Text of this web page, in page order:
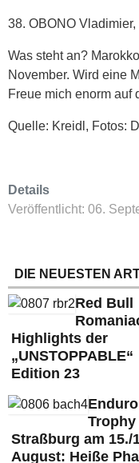
38. OBONO
Was steht an?
November. Wird eine
Freue mich enorm auf
Quelle: Kreidl, Fotos:
Details
Veröffentlicht: 06.
DIE NEUESTEN
Red Bull
Highlights der
„UNSTOPPABLE“
Edition 23
Enduro
Trophy
Straßburg am 15./
August: Heiße